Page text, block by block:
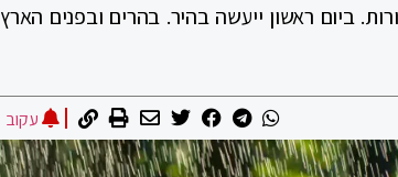
ביום ראשון ייעשה בהיר. בהרים ובפנים הארץ
עקוב